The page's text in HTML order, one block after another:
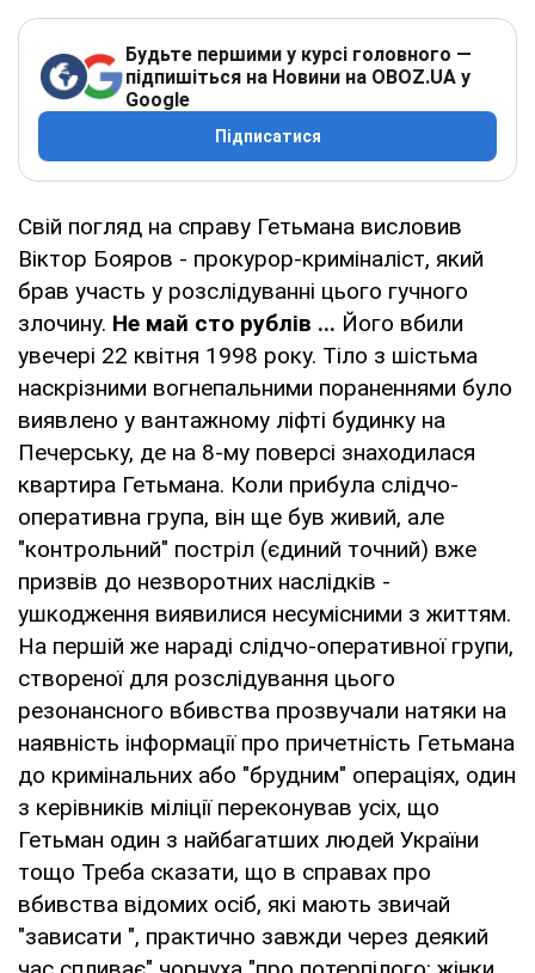
Будьте першими у курсі головного —
підпишіться на Новини на OBOZ.UA у
Google
Підписатися
Свій погляд на справу Гетьмана висловив
Віктор Бояров - прокурор-криміналіст, який
брав участь у розслідуванні цього гучного
злочину. Не май сто рублів ... Його вбили
увечері 22 квітня 1998 року. Тіло з шістьма
наскрізними вогнепальними пораненнями було
виявлено у вантажному ліфті будинку на
Печерську, де на 8-му поверсі знаходилася
квартира Гетьмана. Коли прибула слідчо-
оперативна група, він ще був живий, але
"контрольний" постріл (єдиний точний) вже
призвів до незворотних наслідків -
ушкодження виявилися несумісними з життям.
На першій же нараді слідчо-оперативної групи,
створеної для розслідування цього
резонансного вбивства прозвучали натяки на
наявність інформації про причетність Гетьмана
до кримінальних або "брудним" операціях, один
з керівників міліції переконував усіх, що
Гетьман один з найбагатших людей України
тощо Треба сказати, що в справах про
вбивства відомих осіб, які мають звичай
"зависати ", практично завжди через деякий